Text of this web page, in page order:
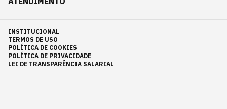
INSTITUCIONAL
TERMOS DE USO
POLÍTICA DE COOKIES
POLÍTICA DE PRIVACIDADE
LEI DE TRANSPARÊNCIA SALARIAL